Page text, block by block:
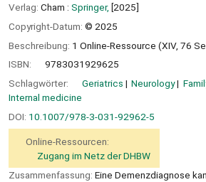
Verlag: Cham : Springer, [2025]
Copyright-Datum: © 2025
Beschreibung: 1 Online-Ressource (XIV, 76
ISBN:
9783031929625
Schlagwörter:
Geriatrics Neurology
Internal medicine
DOI: 10.1007/978-3-031-92962-5
Online-Ressourcen:
Zugang im Netz der DHBW
Zusammenfassung: Eine Demenzdiagnose